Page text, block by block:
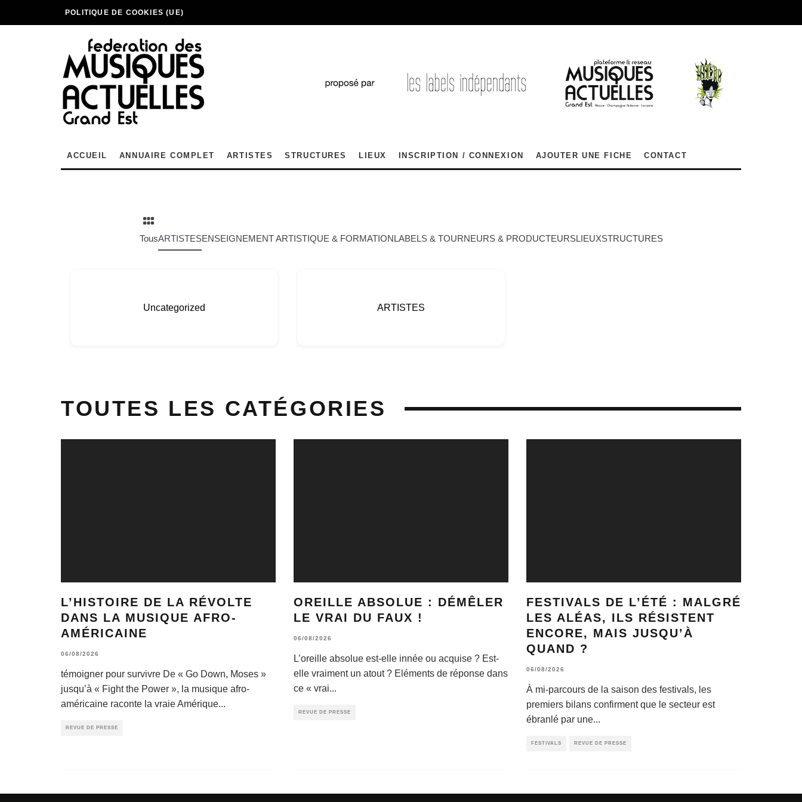
POLITIQUE DE COOKIES (UE)
ACCUEIL ANNUAIRE COMPLET ARTISTES STRUCTURES LIEUX INSCRIPTION / CONNEXION AJOUTER UNE FICHE CONTACT
TousARTISTESENSEIGNEMENT ARTISTIQUE & FORMATIONLABELS & TOURNEURS & PRODUCTEURSLIEUXSTRUCTURES
Uncategorized ARTISTES
TOUTES LES CATÉGORIES
L’HISTOIRE DE LA RÉVOLTE
DANS LA MUSIQUE AFRO-
AMÉRICAINE
06/08/2026
témoigner pour survivre De « Go Down, Moses »
jusqu’à « Fight the Power », la musique afro-
américaine raconte la vraie Amérique...
REVUE DE PRESSE
OREILLE ABSOLUE : DÉMÊLER
LE VRAI DU FAUX !
06/08/2026
L’oreille absolue est-elle innée ou acquise ? Est-
elle vraiment un atout ? Eléments de réponse dans
ce « vrai...
REVUE DE PRESSE
FESTIVALS DE L’ÉTÉ : MALGRÉ
LES ALÉAS, ILS RÉSISTENT
ENCORE, MAIS JUSQU’À
QUAND ?
06/08/2026
À mi-parcours de la saison des festivals, les
premiers bilans confirment que le secteur est
ébranlé par une...
FESTIVALS REVUE DE PRESSE